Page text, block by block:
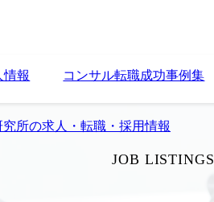
情報 コンサル転職成功事例集
所の求人・転職・採用情報
JOB LISTINGS